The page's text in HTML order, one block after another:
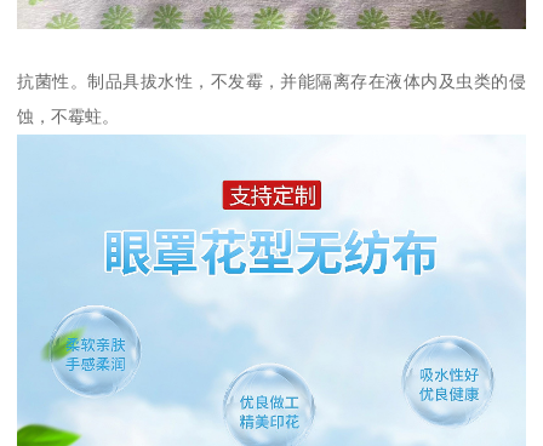
抗菌性。制品具拔水性，不发霉，并能隔离存在液体内及虫类的侵
蚀，不霉蛀。